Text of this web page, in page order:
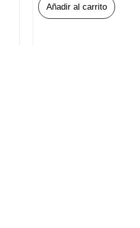
Añadir al carrito